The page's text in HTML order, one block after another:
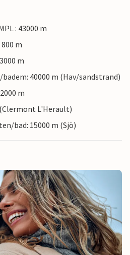
: 43000 m
m
m
40000 m (Hav/sandstrand)
m
L'Herault)
bad: 15000 m (Sjö)